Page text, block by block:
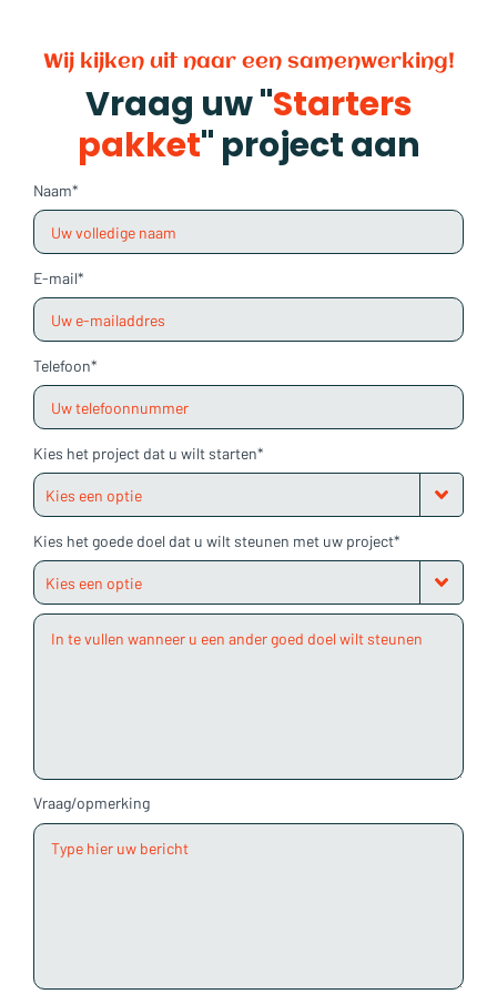
Wij kijken uit naar een samenwerking!
Vraag uw "Starters
pakket" project aan
Naam*
E-mail*
Telefoon*
Kies het project dat u wilt starten*
Kies het goede doel dat u wilt steunen met uw project*
Vraag/opmerking